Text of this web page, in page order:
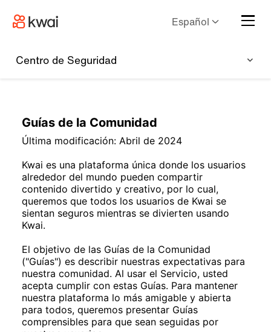
Español
Centro de Seguridad